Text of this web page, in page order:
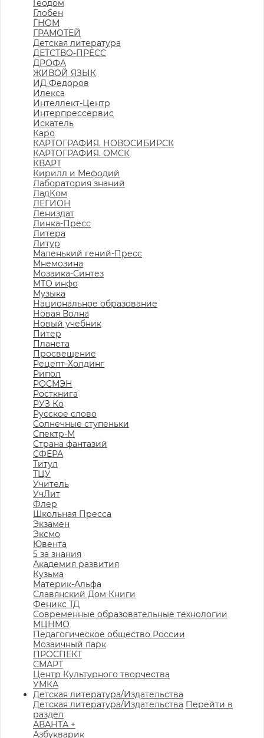
Геодом
Глобен
ГНОМ
ГРАМОТЕЙ
Детская литература
ДЕТСТВО-ПРЕСС
ДРОФА
ЖИВОЙ ЯЗЫК
ИД Федоров
Илекса
Интеллект-Центр
Интерпрессервис
Искатель
Каро
КАРТОГРАФИЯ. НОВОСИБИРСК
КАРТОГРАФИЯ. ОМСК
КВАРТ
Кирилл и Мефодий
Лаборатория знаний
ЛадКом
ЛЕГИОН
Лениздат
Линка-Пресс
Литера
Литур
Маленький гений-Пресс
Мнемозина
Мозаика-Синтез
МТО инфо
Музыка
Национальное образование
Новая Волна
Новый учебник
Питер
Планета
Просвещение
Рецепт-Холдинг
Рипол
РОСМЭН
Росткнига
РУЗ Ко
Русское слово
Солнечные ступеньки
Спектр-М
Страна фантазий
СФЕРА
Титул
ТЦУ
Учитель
УчЛит
Флер
Школьная Пресса
Экзамен
Эксмо
Ювента
5 за знания
Академия развития
Кузьма
Материк-Альфа
Славянский Дом Книги
Феникс ТД
Современные образовательные технологии
МЦНМО
Педагогическое общество России
Мозаичный парк
ПРОСПЕКТ
СМАРТ
Центр Культурного творчества
УМКА
Детская литература/Издательства
Детская литература/Издательства Перейти в
раздел
АВАНТА +
Азбукварик